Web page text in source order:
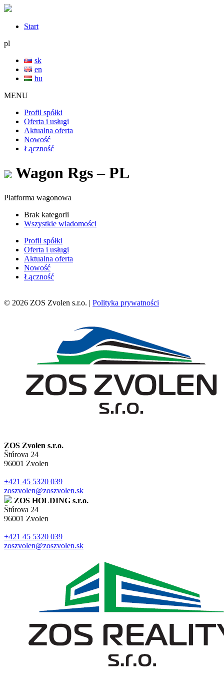
Start
pl
sk
en
hu
MENU
Profil spółki
Oferta i usługi
Aktualna oferta
Nowość
Łączność
Wagon Rgs – PL
Platforma wagonowa
Brak kategorii
Wszystkie wiadomości
Profil spółki
Oferta i usługi
Aktualna oferta
Nowość
Łączność
© 2026 ZOS Zvolen s.r.o. | Polityka prywatności
ZOS Zvolen s.r.o.
Štúrova 24
96001 Zvolen
+421 45 5320 039
zoszvolen@zoszvolen.sk
ZOS HOLDING s.r.o.
Štúrova 24
96001 Zvolen
+421 45 5320 039
zoszvolen@zoszvolen.sk